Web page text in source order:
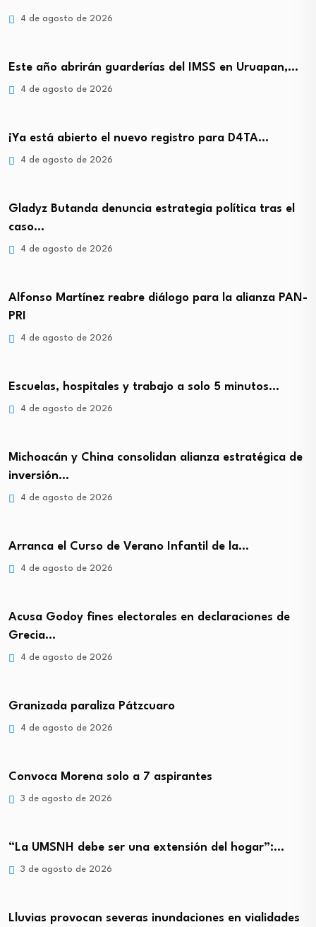
4 de agosto de 2026
Este año abrirán guarderías del IMSS en Uruapan,…
4 de agosto de 2026
¡Ya está abierto el nuevo registro para D4TA…
4 de agosto de 2026
Gladyz Butanda denuncia estrategia política tras el
caso…
4 de agosto de 2026
Alfonso Martínez reabre diálogo para la alianza PAN-
PRI
4 de agosto de 2026
Escuelas, hospitales y trabajo a solo 5 minutos…
4 de agosto de 2026
Michoacán y China consolidan alianza estratégica de
inversión…
4 de agosto de 2026
Arranca el Curso de Verano Infantil de la…
4 de agosto de 2026
Acusa Godoy fines electorales en declaraciones de
Grecia…
4 de agosto de 2026
Granizada paraliza Pátzcuaro
4 de agosto de 2026
Convoca Morena solo a 7 aspirantes
3 de agosto de 2026
“La UMSNH debe ser una extensión del hogar”:…
3 de agosto de 2026
Lluvias provocan severas inundaciones en vialidades